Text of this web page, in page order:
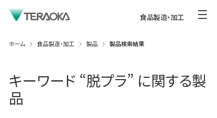
食品製造・加工
ホーム 食品製造・加工 製品 製品検索結果
キーワード “脱プラ” に関する製
品